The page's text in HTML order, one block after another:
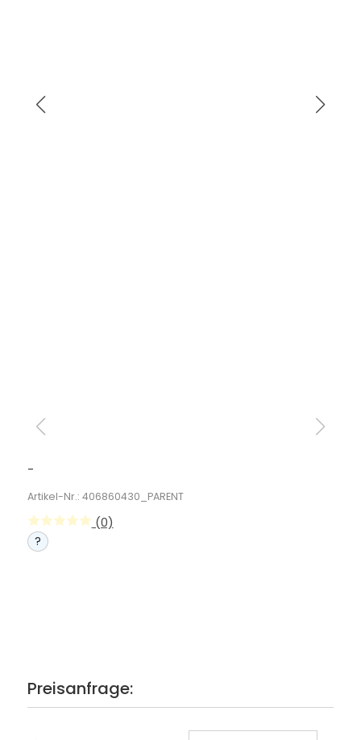
-
Artikel-Nr.: 406860430_PARENT
(0)
?
Preisanfrage: